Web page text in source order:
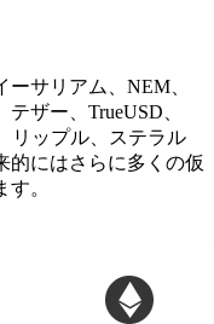
サリアム、NEM、
ザー、TrueUSD、
リップル、ステラル
的にはさらに多くの仮
。